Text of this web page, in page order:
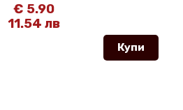
€ 5.90
11.54 лв
Купи